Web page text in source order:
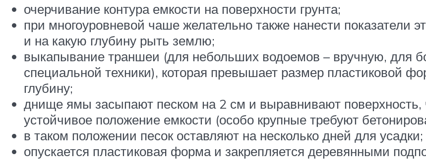
очерчивание контура емкости на поверхности грунта;
при многоуровневой чаше желательно также нанести показатели
и на какую глубину рыть землю;
выкапывание траншеи (для небольших водоемов – вручную, для
специальной техники), которая превышает размер пластиковой
глубину;
днище ямы засыпают песком на 2 см и выравнивают поверхность,
устойчивое положение емкости (особо крупные требуют
в таком положении песок оставляют на несколько дней для усадки;
опускается пластиковая форма и закрепляется деревянными